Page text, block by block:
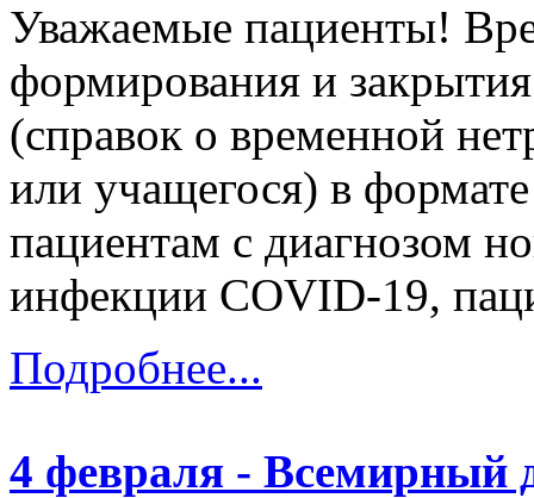
Уважаемые пациенты!
формирования и
(справок о временной
или учащегося) в
пациентам с диагнозом
инфекции COVID-19,
Подробнее...
4 февраля - Всемирный